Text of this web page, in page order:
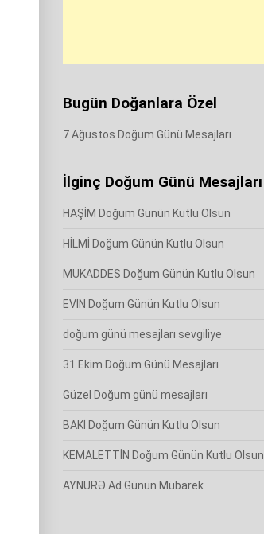
Bugün Doğanlara Özel
7 Ağustos Doğum Günü Mesajları
İlginç Doğum Günü Mesajları
HAŞİM Doğum Günün Kutlu Olsun
HİLMİ Doğum Günün Kutlu Olsun
MUKADDES Doğum Günün Kutlu Olsun
EVİN Doğum Günün Kutlu Olsun
doğum günü mesajları sevgiliye
31 Ekim Doğum Günü Mesajları
Güzel Doğum günü mesajları
BAKİ Doğum Günün Kutlu Olsun
KEMALETTİN Doğum Günün Kutlu Olsun
AYNURƏ Ad Günün Mübarek